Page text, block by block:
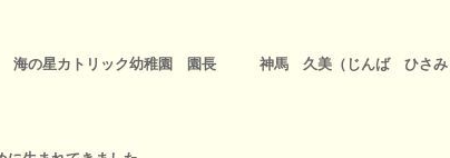
海の星カトリック幼稚園 園長 神馬 久美（じんば ひさみ